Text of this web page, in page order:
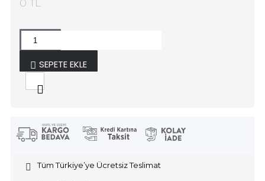
0 TL
SEPETE EKLE
Tüm Türkiye’ye Ücretsiz Teslimat